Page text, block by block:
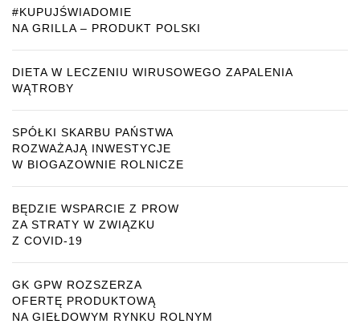
#KUPUJŚWIADOMIE
NA GRILLA – PRODUKT POLSKI
DIETA W LECZENIU WIRUSOWEGO ZAPALENIA
WĄTROBY
SPÓŁKI SKARBU PAŃSTWA
ROZWAŻAJĄ INWESTYCJE
W BIOGAZOWNIE ROLNICZE
BĘDZIE WSPARCIE Z PROW
ZA STRATY W ZWIĄZKU
Z COVID-19
GK GPW ROZSZERZA
OFERTĘ PRODUKTOWĄ
NA GIEŁDOWYM RYNKU ROLNYM